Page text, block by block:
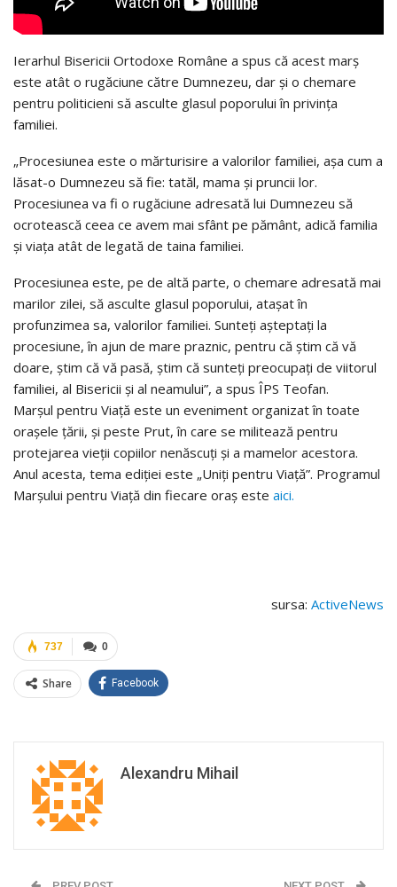
Ierarhul Bisericii Ortodoxe Române a spus că acest marș
este atât o rugăciune către Dumnezeu, dar și o chemare
pentru politicieni să asculte glasul poporului în privința
familiei.
„Procesiunea este o mărturisire a valorilor familiei, așa cum a
lăsat-o Dumnezeu să fie: tatăl, mama și pruncii lor.
Procesiunea va fi o rugăciune adresată lui Dumnezeu să
ocrotească ceea ce avem mai sfânt pe pământ, adică familia
și viața atât de legată de taina familiei.
Procesiunea este, pe de altă parte, o chemare adresată mai
marilor zilei, să asculte glasul poporului, atașat în
profunzimea sa, valorilor familiei. Sunteți așteptați la
procesiune, în ajun de mare praznic, pentru că știm că vă
doare, știm că vă pasă, știm că sunteți preocupați de viitorul
familiei, al Bisericii și al neamului”, a spus ÎPS Teofan.
Marșul pentru Viață este un eveniment organizat în toate
orașele țării, și peste Prut, în care se militează pentru
protejarea vieții copiilor nenăscuți și a mamelor acestora.
Anul acesta, tema ediției este „Uniți pentru Viață”. Programul
Marșului pentru Viață din fiecare oraș este aici.
sursa: ActiveNews
0
737
Share Facebook
Alexandru Mihail